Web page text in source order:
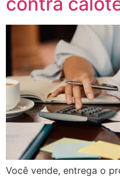
Você vende, entrega o